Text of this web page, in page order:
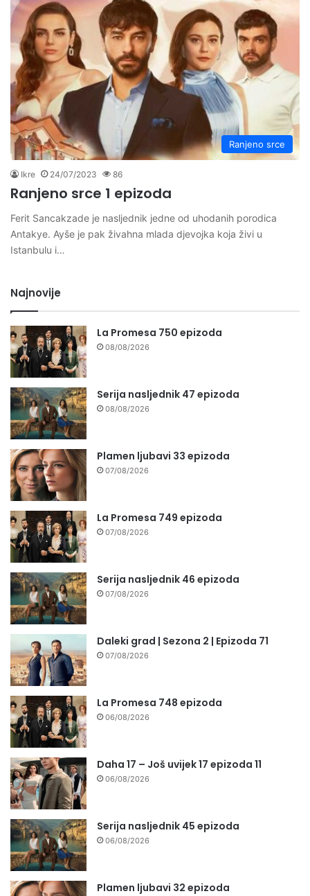
Ranjeno srce
Ikre 24/07/2023 86
Ranjeno srce 1 epizoda
Ferit Sancakzade je nasljednik jedne od uhodanih porodica
Antakye. Ayše je pak živahna mlada djevojka koja živi u
Istanbulu i…
Najnovije
La Promesa 750 epizoda
08/08/2026
Serija nasljednik 47 epizoda
08/08/2026
Plamen ljubavi 33 epizoda
07/08/2026
La Promesa 749 epizoda
07/08/2026
Serija nasljednik 46 epizoda
07/08/2026
Daleki grad | Sezona 2 | Epizoda 71
07/08/2026
La Promesa 748 epizoda
06/08/2026
Daha 17 – Još uvijek 17 epizoda 11
06/08/2026
Serija nasljednik 45 epizoda
06/08/2026
Plamen ljubavi 32 epizoda